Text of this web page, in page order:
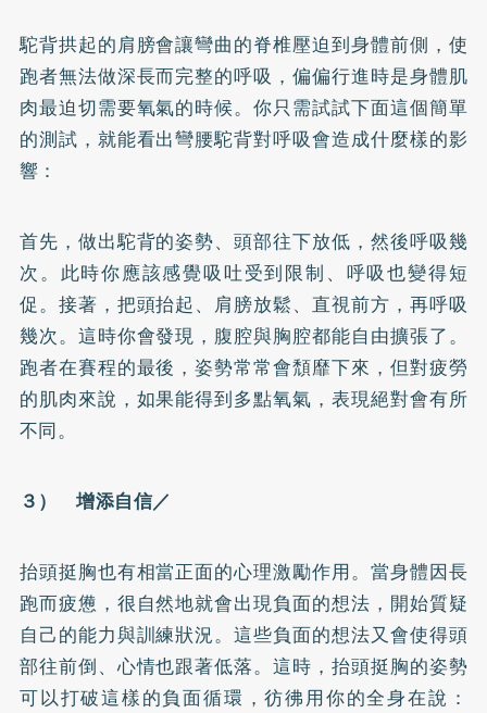
駝背拱起的肩膀會讓彎曲的脊椎壓迫到身體前側，使
跑者無法做深長而完整的呼吸，偏偏行進時是身體肌
肉最迫切需要氧氣的時候。你只需試試下面這個簡單
的測試，就能看出彎腰駝背對呼吸會造成什麼樣的影
響：
首先，做出駝背的姿勢、頭部往下放低，然後呼吸幾
次。此時你應該感覺吸吐受到限制、呼吸也變得短
促。接著，把頭抬起、肩膀放鬆、直視前方，再呼吸
幾次。這時你會發現，腹腔與胸腔都能自由擴張了。
跑者在賽程的最後，姿勢常常會頹靡下來，但對疲勞
的肌肉來說，如果能得到多點氧氣，表現絕對會有所
不同。
３） 增添自信／
抬頭挺胸也有相當正面的心理激勵作用。當身體因長
跑而疲憊，很自然地就會出現負面的想法，開始質疑
自己的能力與訓練狀況。這些負面的想法又會使得頭
部往前倒、心情也跟著低落。這時，抬頭挺胸的姿勢
可以打破這樣的負面循環，彷彿用你的全身在說：